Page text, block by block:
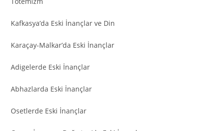
Kafkasya’da Eski İnançlar ve Din
Karaçay-Malkar’da Eski İnançlar
Adigelerde Eski İnançlar
Abhazlarda Eski İnançlar
Osetlerde Eski İnançlar